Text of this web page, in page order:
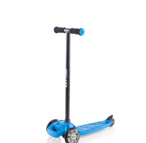
hmotnost 2,5 kg, nosnost 50 kg